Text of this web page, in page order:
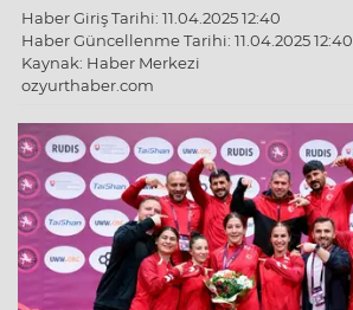
Haber Giriş Tarihi: 11.04.2025 12:40
Haber Güncellenme Tarihi: 11.04.2025 12:40
Kaynak: Haber Merkezi
ozyurthaber.com